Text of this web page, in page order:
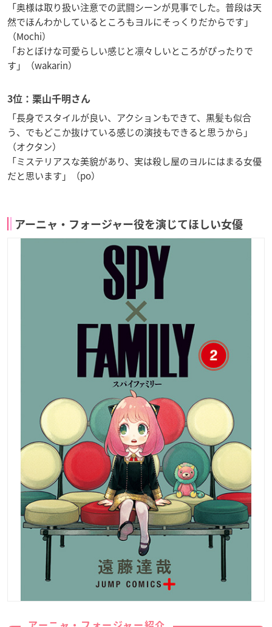
「奥様は取り扱い注意での武闘シーンが見事でした。普段は天
然でほんわかしているところもヨルにそっくりだからです」
（Mochi）
「おとぼけな可愛らしい感じと凛々しいところがぴったりで
す」（wakarin）
3位：栗山千明さん
「長身でスタイルが良い、アクションもできて、黒髪も似合
う、でもどこか抜けている感じの演技もできると思うから」
（オクタン）
「ミステリアスな美貌があり、実は殺し屋のヨルにはまる女優
だと思います」（po）
アーニャ・フォージャー役を演じてほしい女優